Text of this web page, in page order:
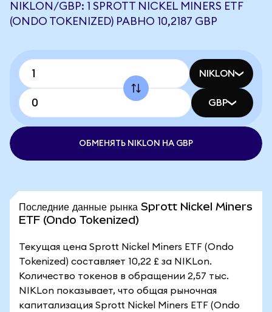
NIKLON/GBP: 1 SPROTT NICKEL MINERS ETF
(ONDO TOKENIZED) РАВНО 10,2187 GBP
NIKLON
GBP
ОБМЕНЯТЬ NIKLON НА GBP
Последние данные рынка Sprott Nickel Miners
ETF (Ondo Tokenized)
Текущая цена Sprott Nickel Miners ETF (Ondo
Tokenized) составляет 10,22 £ за NIKLon.
Количество токенов в обращении 2,57 тыс.
NIKLon показывает, что общая рыночная
капитализация Sprott Nickel Miners ETF (Ondo